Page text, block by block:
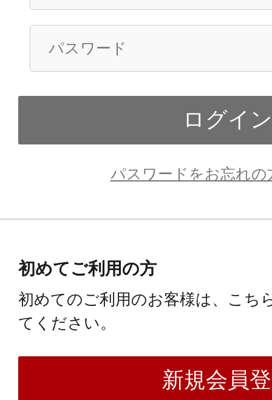
パスワードをお忘れの
初めてご利用の方
初めてのご利用のお客様は、こち
てください。